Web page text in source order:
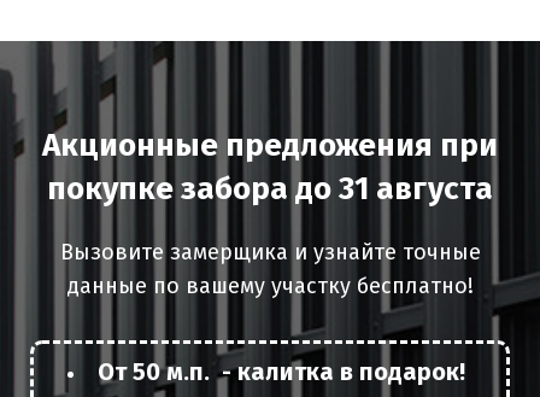
Акционные предложения при
покупке забора до 31 августа
Вызовите замерщика и узнайте точные
данные по вашему участку бесплатно!
От 50 м.п. - калитка в подарок!